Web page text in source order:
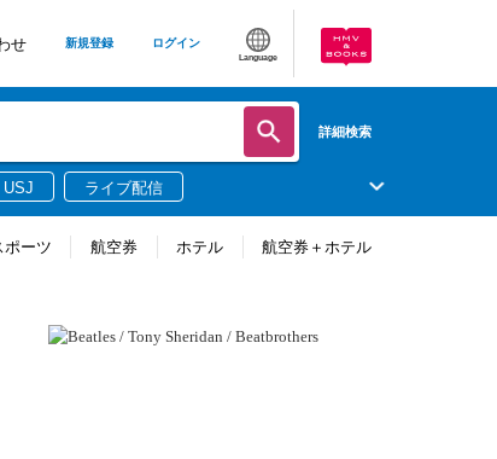
せ 新規登録 ログイン
Language
詳細検索
USJ ライブ配信
ポーツ 航空券 ホテル 航空券＋ホテル